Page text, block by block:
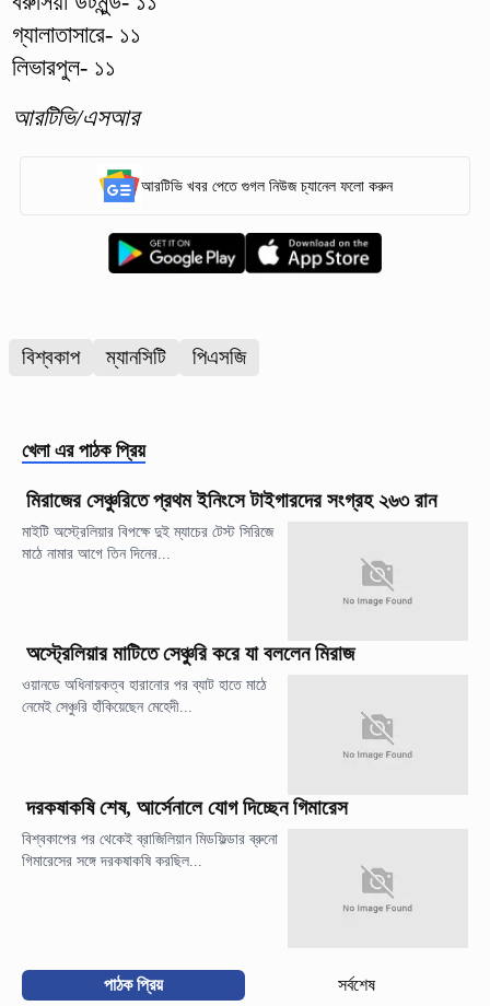
গ্যালাতাসারে- ১১
লিভারপুল- ১১
আরটিভি/এসআর
আরটিভি খবর পেতে গুগল নিউজ চ্যানেল ফলো করুন
বিশ্বকাপ ম্যানসিটি পিএসজি
খেলা এর পাঠক প্রিয়
মিরাজের সেঞ্চুরিতে প্রথম ইনিংসে টাইগারদের সংগ্রহ ২৬৩ রান
মাইটি অস্ট্রেলিয়ার বিপক্ষে দুই ম্যাচের টেস্ট সিরিজে
মাঠে নামার আগে তিন দিনের...
অস্ট্রেলিয়ার মাটিতে সেঞ্চুরি করে যা বললেন মিরাজ
ওয়ানডে অধিনায়কত্ব হারানোর পর ব্যাট হাতে মাঠে
নেমেই সেঞ্চুরি হাঁকিয়েছেন মেহেদী...
দরকষাকষি শেষ, আর্সেনালে যোগ দিচ্ছেন গিমারেস
বিশ্বকাপের পর থেকেই ব্রাজিলিয়ান মিডফিল্ডার ব্রুনো
গিমারেসের সঙ্গে দরকষাকষি করছিল...
পাঠক প্রিয় সর্বশেষ